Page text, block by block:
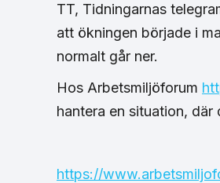
TT, Tidningarnas
att ökningen började i
normalt går ner.
Hos Arbetsmiljöforum
hantera en situation,
https://